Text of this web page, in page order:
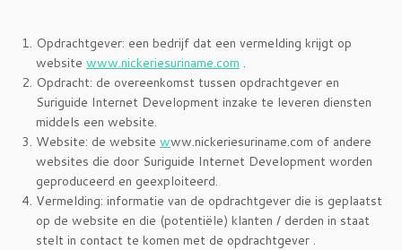
Opdrachtgever: een bedrijf dat een vermelding krijgt op
website www.nickeriesuriname.com .
Opdracht: de overeenkomst tussen opdrachtgever en
Suriguide Internet Development inzake te leveren diensten
middels een website.
Website: de website www.nickeriesuriname.com of andere
websites die door Suriguide Internet Development worden
geproduceerd en geexploiteerd.
Vermelding: informatie van de opdrachtgever die is geplaatst
op de website en die (potentiële) klanten / derden in staat
stelt in contact te komen met de opdrachtgever .